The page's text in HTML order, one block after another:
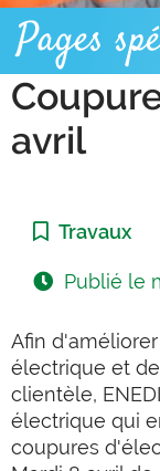
Pages
avril
Catégorie :
Travaux
Publié le
Afin
électrique et
clientèle,
électrique qui
coupures